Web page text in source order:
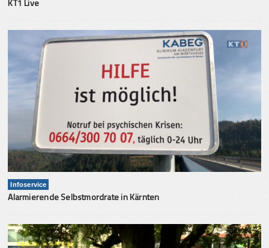
Infoservice
Alarmierende Selbstmordrate in Kärnten